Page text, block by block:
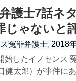
護士7話ネ
じゃないと
冤罪弁護士, 2018
始したイノセンス
健太郎）が事件に